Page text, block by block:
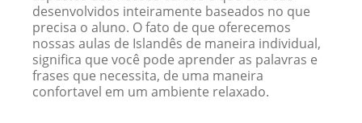
desenvolvidos inteiramente baseados no que
precisa o aluno. O fato de que oferecemos
nossas aulas de Islandês de maneira individual,
significa que você pode aprender as palavras e
frases que necessita, de uma maneira
confortavel em um ambiente relaxado.